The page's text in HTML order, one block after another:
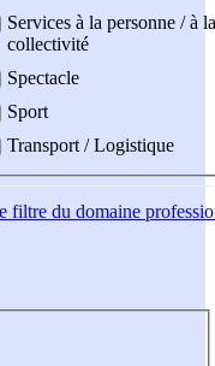
Services à la personne / à la
collectivité
Spectacle
Sport
Transport / Logistique
filtre du domaine